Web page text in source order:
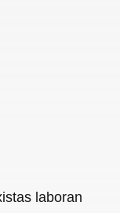
laboran